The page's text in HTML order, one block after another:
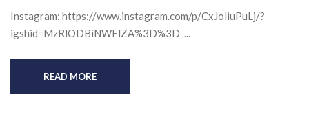
Instagram: https://www.instagram.com/p/CxJoliuPuLj/?
igshid=MzRlODBiNWFlZA%3D%3D ...
READ MORE